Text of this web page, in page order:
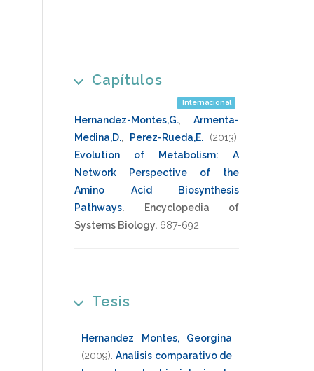
Capítulos
Internacional
Hernandez-Montes,G.
Armenta-
Medina,D.
Perez-Rueda,E. (2013)
Evolution of Metabolism: A
Network Perspective of the
Amino Acid Biosynthesis
Pathways.
Encyclopedia of
Systems Biology. 687-692
Tesis
Hernandez Montes, Georgina
(2009) .Analisis comparativo de